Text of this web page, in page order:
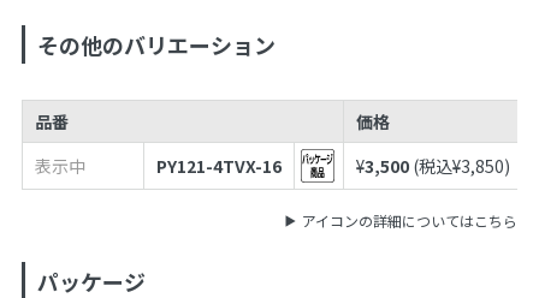
その他のバリエーション
品番 価格
表示中
PY121-4TVX-16 ¥3,500 (税込¥3,850)
アイコンの詳細についてはこちら
パッケージ